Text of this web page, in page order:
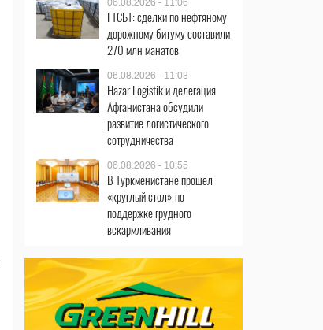
06.08.2026 - 11:06
ГТСБТ: сделки по нефтяному
дорожному битуму составили
270 млн манатов
06.08.2026 - 11:03
Hazar Logistik и делегация
Афганистана обсудили
развитие логистического
сотрудничества
06.08.2026 - 10:55
В Туркменистане прошёл
«круглый стол» по
поддержке грудного
вскармливания